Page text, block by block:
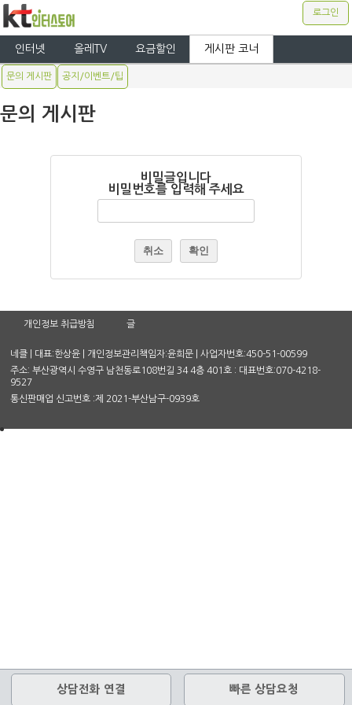
로그인
인터넷 올레TV 요금할인 게시판 코너
문의 게시판 공지/이벤트/팁
문의 게시판
비밀글입니다
비밀번호를 입력해 주세요
취소 확인
개인정보 취급방침 글
네클 | 대표:한상윤 | 개인정보관리책임자:윤희문 | 사업자번호:450-51-00599
주소: 부산광역시 수영구 남천동로108번길 34 4층 401호 : 대표번호:070-4218-
9527
통신판매업 신고번호 :제 2021-부산남구-0939호
상담전화 연결 빠른 상담요청